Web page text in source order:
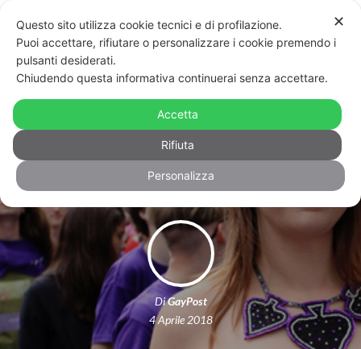
Trans*, ambisexual, asexual e bi-
gender: le nuove parole nell’Oxford
English Dictionary
DiGayPost
4 Aprile 2018
✕
Questo sito utilizza cookie tecnici e di profilazione.
Puoi accettare, rifiutare o personalizzare i cookie premendo i
pulsanti desiderati.
Chiudendo questa informativa continuerai senza accettare.
Accetta
Rifiuta
Personalizza